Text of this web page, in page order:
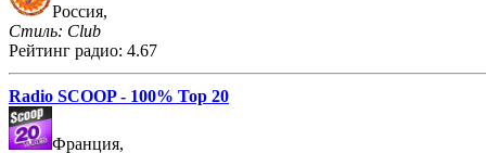
Россия,
Стиль: Club
Рейтинг радио: 4.67
Radio SCOOP - 100% Top 20
Франция,